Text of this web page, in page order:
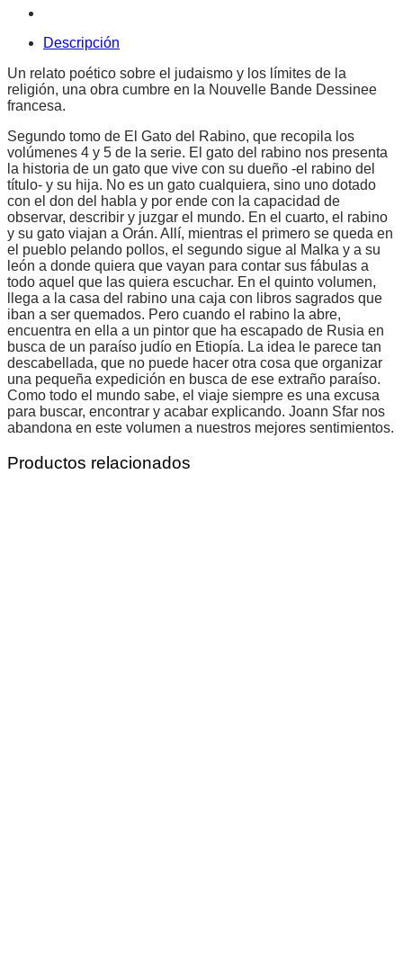
Descripción
Un relato poético sobre el judaismo y los límites de la
religión, una obra cumbre en la Nouvelle Bande Dessinee
francesa.
Segundo tomo de El Gato del Rabino, que recopila los
volúmenes 4 y 5 de la serie. El gato del rabino nos presenta
la historia de un gato que vive con su dueño -el rabino del
título- y su hija. No es un gato cualquiera, sino uno dotado
con el don del habla y por ende con la capacidad de
observar, describir y juzgar el mundo. En el cuarto, el rabino
y su gato viajan a Orán. Allí, mientras el primero se queda en
el pueblo pelando pollos, el segundo sigue al Malka y a su
león a donde quiera que vayan para contar sus fábulas a
todo aquel que las quiera escuchar. En el quinto volumen,
llega a la casa del rabino una caja con libros sagrados que
iban a ser quemados. Pero cuando el rabino la abre,
encuentra en ella a un pintor que ha escapado de Rusia en
busca de un paraíso judío en Etiopía. La idea le parece tan
descabellada, que no puede hacer otra cosa que organizar
una pequeña expedición en busca de ese extraño paraíso.
Como todo el mundo sabe, el viaje siempre es una excusa
para buscar, encontrar y acabar explicando. Joann Sfar nos
abandona en este volumen a nuestros mejores sentimientos.
Productos relacionados